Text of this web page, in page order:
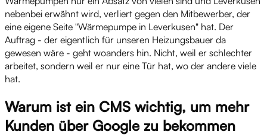
nebenbei erwähnt wird, verliert gegen den Mitbewerber, der
eine eigene Seite "Wärmepumpe in Leverkusen" hat. Der
Auftrag - der eigentlich für unseren Heizungsbauer da
gewesen wäre - geht woanders hin. Nicht, weil er schlechter
arbeitet, sondern weil er nur eine Tür hat, wo der andere viele
hat.
Warum ist ein CMS wichtig, um mehr
Kunden über Google zu bekommen